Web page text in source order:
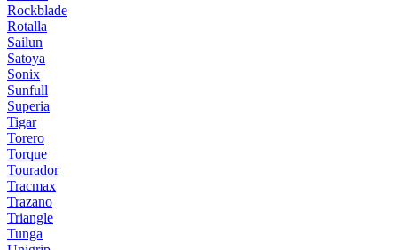
Rockblade
Rotalla
Sailun
Satoya
Sonix
Sunfull
Superia
Tigar
Torero
Torque
Tourador
Tracmax
Trazano
Triangle
Tunga